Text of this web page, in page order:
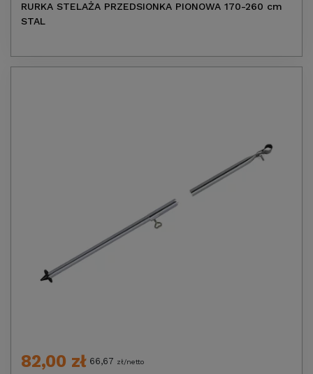
RURKA STELAŻA PRZEDSIONKA PIONOWA 170-260 cm
STAL
82,00 zł 66,67 zł/netto